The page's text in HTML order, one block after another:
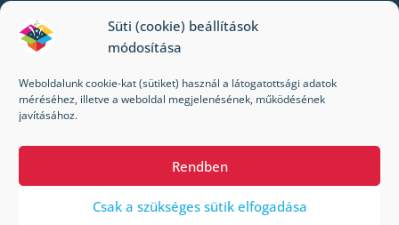
Süti (cookie) beállítások
módosítása
Weboldalunk cookie-kat (sütiket) használ a látogatottsági adatok
méréséhez, illetve a weboldal megjelenésének, működésének
javításához.
Rendben
Csak a szükséges sütik elfogadása
RÓLUNK
Kik vagyunk mi?